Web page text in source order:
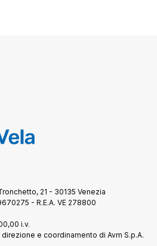
21 - 30135 Venezia
- R.E.A. VE 278800
i.v.
e coordinamento di Avm S.p.A.